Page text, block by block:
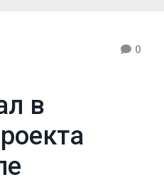
0
в